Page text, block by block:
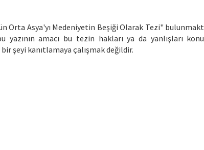
Orta Asya'yı Medeniyetin Beşiği Olarak Tezi"
amacı bu tezin hakları ya da yanlışları
şeyi kanıtlamaya çalışmak değildir.